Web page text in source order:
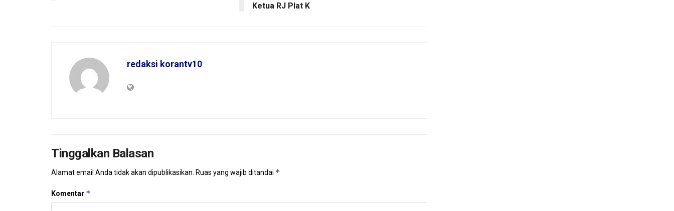
Ketua RJ Plat K
redaksi korantv10
Tinggalkan Balasan
Alamat email Anda tidak akan dipublikasikan. Ruas yang wajib ditandai *
Komentar *